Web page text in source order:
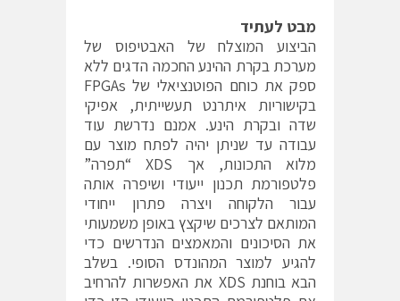
מבט לעתיד
הביצוע המוצלח של האבטיפוס של
מערכת בקרת ההינע החכמה הדגים ללא
ספק את כוחם הפוטנציאלי של FPGAs
בקישוריות איתרנט תעשייתית, אפיקי
שדה ובקרת הינע. אמנם נדרשת עוד
עבודה עד שניתן יהיה לפתח מוצר עם
מלוא התכונות, אך XDS “תפרה”
פלטפורמת תכנון ייעודי ושיפרה אותה
עבור הלקוחה ויצרה פתרון ייחודי
המותאם לצרכים שיקצץ באופן משמעותי
את הסיכונים והמאמצים הנדרשים כדי
להגיע למוצר המהונדס הסופי. בשלב
הבא בוחנת XDS את האפשרות להרחיב